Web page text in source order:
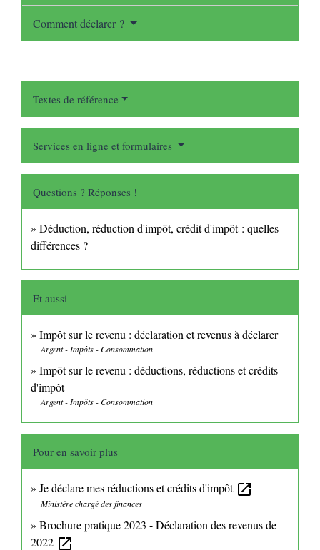
Comment déclarer ?
Textes de référence
Services en ligne et formulaires
Questions ? Réponses !
Déduction, réduction d'impôt, crédit d'impôt : quelles
différences ?
Et aussi
Impôt sur le revenu : déclaration et revenus à déclarer
Argent - Impôts - Consommation
Impôt sur le revenu : déductions, réductions et crédits
d'impôt
Argent - Impôts - Consommation
Pour en savoir plus
Je déclare mes réductions et crédits d'impôt open_in_new
Ministère chargé des finances
Brochure pratique 2023 - Déclaration des revenus de
2022 open_in_new